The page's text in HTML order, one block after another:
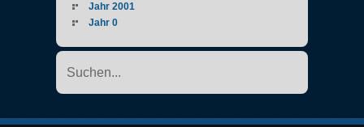
Jahr 2001
Jahr 0